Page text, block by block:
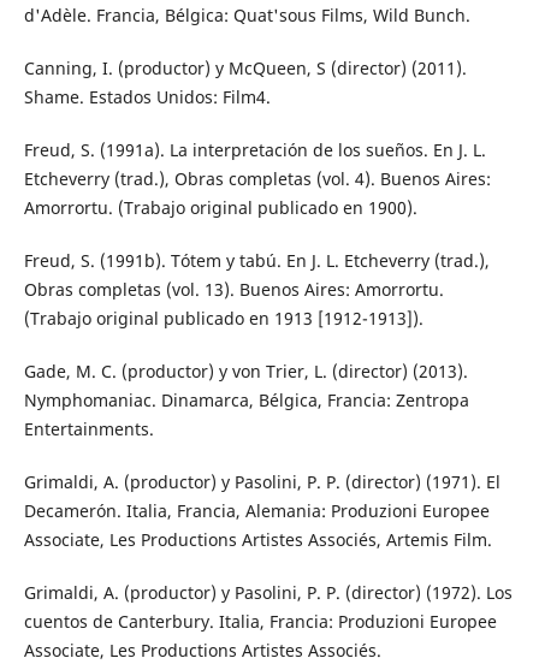
d'Adèle. Francia, Bélgica: Quat'sous Films, Wild Bunch.
Canning, I. (productor) y McQueen, S (director) (2011).
Shame. Estados Unidos: Film4.
Freud, S. (1991a). La interpretación de los sueños. En J. L.
Etcheverry (trad.), Obras completas (vol. 4). Buenos Aires:
Amorrortu. (Trabajo original publicado en 1900).
Freud, S. (1991b). Tótem y tabú. En J. L. Etcheverry (trad.),
Obras completas (vol. 13). Buenos Aires: Amorrortu.
(Trabajo original publicado en 1913 [1912-1913]).
Gade, M. C. (productor) y von Trier, L. (director) (2013).
Nymphomaniac. Dinamarca, Bélgica, Francia: Zentropa
Entertainments.
Grimaldi, A. (productor) y Pasolini, P. P. (director) (1971). El
Decamerón. Italia, Francia, Alemania: Produzioni Europee
Associate, Les Productions Artistes Associés, Artemis Film.
Grimaldi, A. (productor) y Pasolini, P. P. (director) (1972). Los
cuentos de Canterbury. Italia, Francia: Produzioni Europee
Associate, Les Productions Artistes Associés.